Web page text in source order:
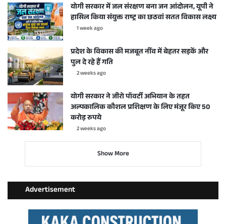
योगी सरकार में जल संरक्षण बना जन आंदोलन, यूपी ने
हासिल किया संयुक्त राष्ट्र का छठवां सतत विकास लक्ष्य
1 week ago
प्रदेश के विकास की मजबूत नींव में बेहतर सड़कें और
पुल दे रहे हैं गति
2 weeks ago
योगी सरकार ने जीरो पॉवर्टी अभियान के तहत
अल्पकालिक कौशल प्रशिक्षण के लिए मंजूर किए 50
करोड़ रुपये
2 weeks ago
Show More
Advertisement